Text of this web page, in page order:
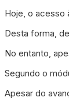
Hoje, o acesso
Desta forma,
No entanto,
Segundo o
Apesar do